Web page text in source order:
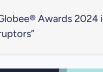
Awards 2024 i